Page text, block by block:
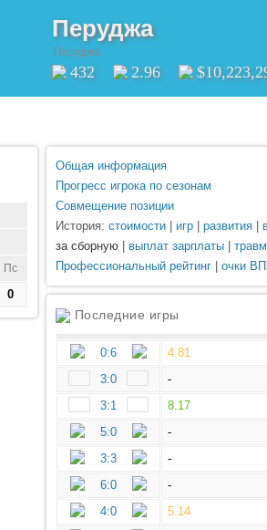
Перуджа
Перуджа
432 2.96
Пс
0
Общая информация
Прогресс игрока по сезонам
Совмещение позиции
История: стоимости игр развития
за сборную
выплат зарплаты травм
Профессиональный рейтинг
очки ВП
Последние игры
0:6
4.81
3:0
-
3:1
8.17
5:0
-
3:3
-
6:0
-
4:0
5.14